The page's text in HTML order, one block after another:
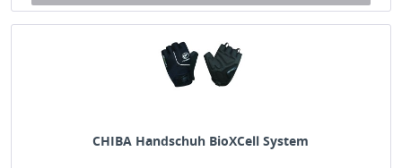
CHIBA Handschuh BioXCell System